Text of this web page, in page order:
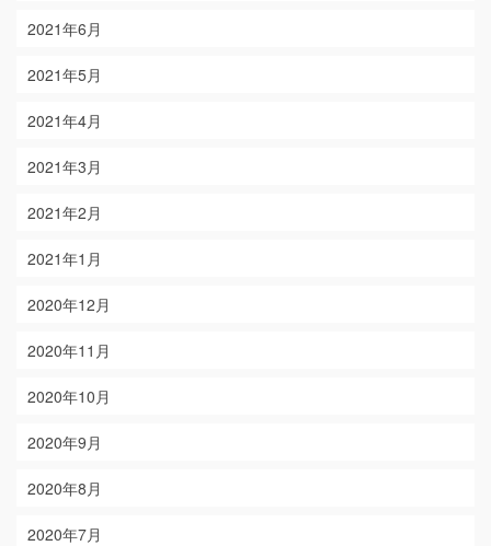
2021年6月
2021年5月
2021年4月
2021年3月
2021年2月
2021年1月
2020年12月
2020年11月
2020年10月
2020年9月
2020年8月
2020年7月